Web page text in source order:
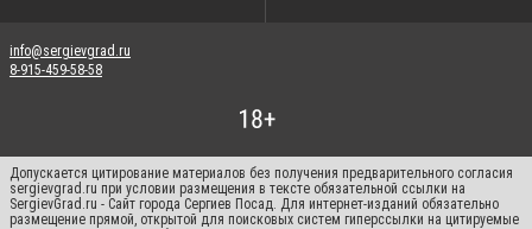
info@sergievgrad.ru
8-915-459-58-58
Допускается цитирование материалов без получения предварительного согласия
sergievgrad.ru при условии размещения в тексте обязательной ссылки на
SergievGrad.ru - Сайт города Сергиев Посад. Для интернет-изданий обязательно
размещение прямой, открытой для поисковых систем гиперссылки на цитируемые